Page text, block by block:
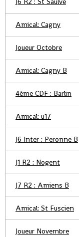
Amical: Cagny
Joueur Octobre
Amical: Cagny B
4ème CDF : Barlin
Amical: u17
J6 Inter : Peronne B
J1 R2 : Nogent
J7 R2 : Amiens B
Amical: St Fuscien
Joueur Novembre